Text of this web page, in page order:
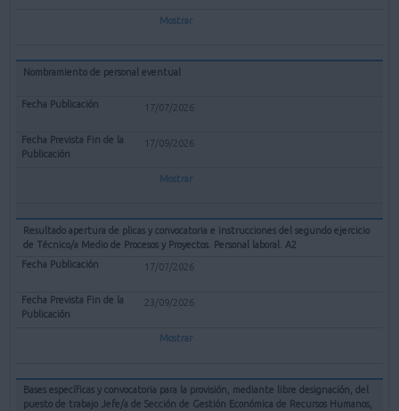
Mostrar
Nombramiento de personal eventual
17/07/2026
17/09/2026
Mostrar
Resultado apertura de plicas y convocatoria e instrucciones del segundo ejercicio
de Técnico/a Medio de Procesos y Proyectos. Personal laboral. A2
17/07/2026
23/09/2026
Mostrar
Bases específicas y convocatoria para la provisión, mediante libre designación, del
puesto de trabajo Jefe/a de Sección de Gestión Económica de Recursos Humanos,